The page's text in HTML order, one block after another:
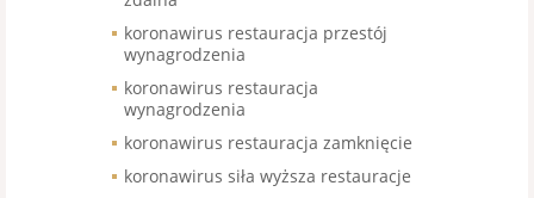
koronawirus restauracja przestój
wynagrodzenia
koronawirus restauracja
wynagrodzenia
koronawirus restauracja zamknięcie
koronawirus siła wyższa restauracje